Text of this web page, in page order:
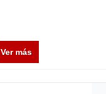
Ver más